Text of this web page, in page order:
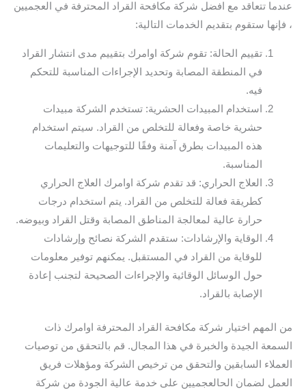
عندما تتعاقد مع افضل شركة مكافحة القراد المحترفة في العجميين
، فإنها ستقوم بتقديم الخدمات التالية:
تقييم الحالة: تقوم شركة اوامرك بتقييم مدى انتشار القراد
في المنطقة المصابة وتحديد الإجراءات المناسبة للتحكم
فيه.
استخدام المبيدات الحشرية: تستخدم الشركة مبيدات
حشرية خاصة وفعالة للتخلص من القراد. سيتم استخدام
هذه المبيدات بطرق آمنة وفقًا للتوجيهات والتعليمات
المناسبة.
العلاج الحراري: قد تقدم شركة اوامرك العلاج الحراري
كطريقة فعالة للتخلص من القراد. يتم استخدام درجات
حرارة عالية لمعالجة المناطق المصابة وقتل القراد وبيوضه.
الوقاية والإرشادات: ستقدم الشركة نصائح وإرشادات
للوقاية من القراد في المستقبل. يمكنهم توفير معلومات
حول الوسائل الوقائية والإجراءات الصحيحة لتجنب إعادة
الإصابة بالقراد.
من المهم اختيار شركة مكافحة القراد المحترفة اوامرك ذات
السمعة الجيدة والخبرة في هذا المجال. قم بالتحقق من توصيات
العملاء السابقين والتحقق من ترخيص الشركة ومؤهلات فريق
العمل لضمان الحالعجميين على خدمة عالية الجودة من شركة